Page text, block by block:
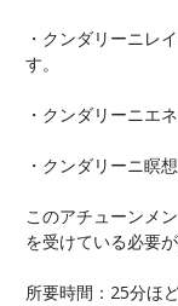
・クンダリーニレ
す。
・クンダリーニエ
・クンダリーニ瞑
このアチューンメ
を受けている必要が
所要時間：25分ほど